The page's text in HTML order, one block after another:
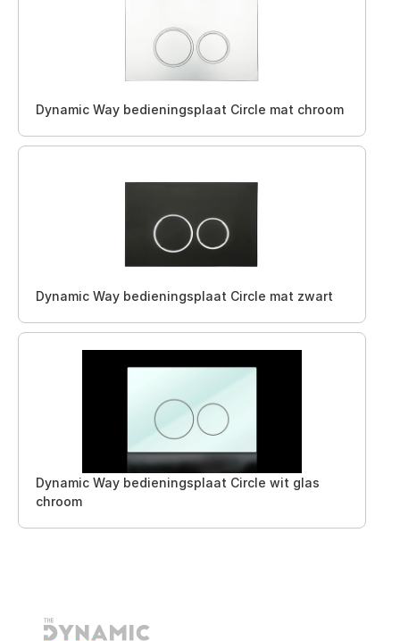
Dynamic Way bedieningsplaat Circle mat chroom
Dynamic Way bedieningsplaat Circle mat zwart
Dynamic Way bedieningsplaat Circle wit glas
chroom